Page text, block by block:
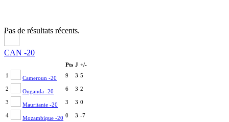
Pas de résultats récents.
CAN -20
Pts J +/-
1
Cameroun -20 9 3 5
2 Ouganda -20 6 3 2
3 Mauritanie -20 3 3 0
4 Mozambique -20 0 3 -7